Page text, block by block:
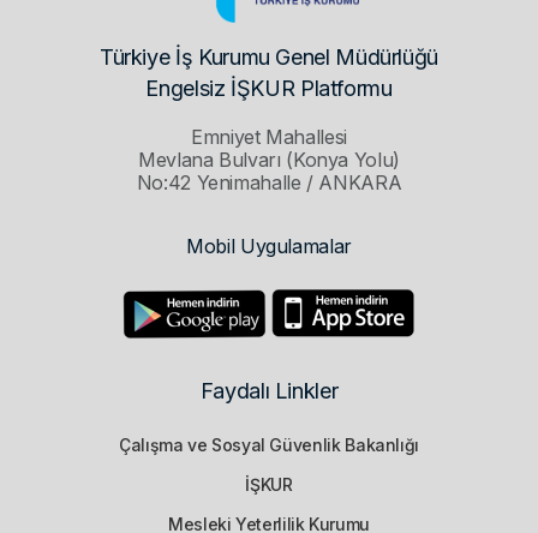
Türkiye İş Kurumu Genel Müdürlüğü
Engelsiz İŞKUR Platformu
Emniyet Mahallesi
Mevlana Bulvarı (Konya Yolu)
No:42 Yenimahalle / ANKARA
Mobil Uygulamalar
Faydalı Linkler
Çalışma ve Sosyal Güvenlik Bakanlığı
İŞKUR
Mesleki Yeterlilik Kurumu